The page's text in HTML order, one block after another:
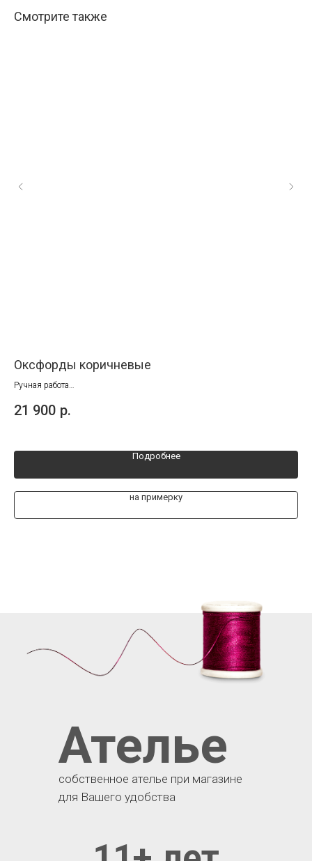
Смотрите также
Оксфорды коричневые
Ручная работа
21 900 р.
Подробнее
на примерку
Ателье
собственное ателье при магазине
для Вашего удобства